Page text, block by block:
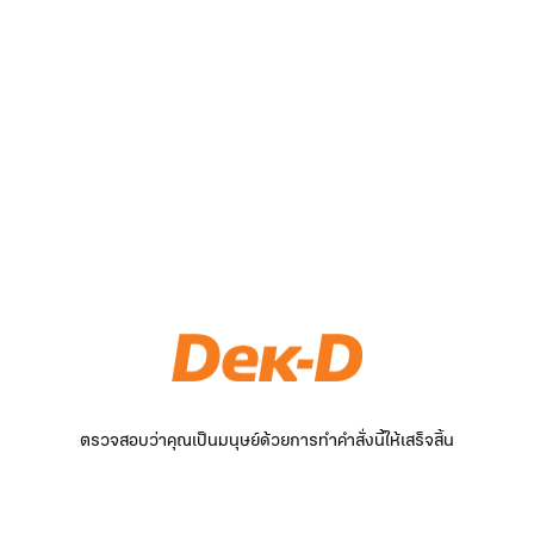
ตรวจสอบว่าคุณเป็นมนุษย์ด้วยการทำคำสั่งนี้ให้เสร็จสิ้น